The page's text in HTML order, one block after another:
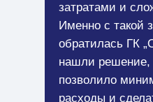
затратами и
Именно с такой
обратилась ГК
нашли решение,
позволило
расходы и